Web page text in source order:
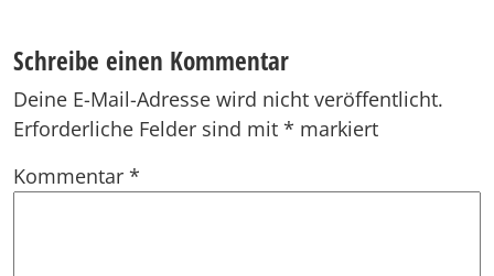
Schreibe einen Kommentar
Deine E-Mail-Adresse wird nicht veröffentlicht.
Erforderliche Felder sind mit * markiert
Kommentar *